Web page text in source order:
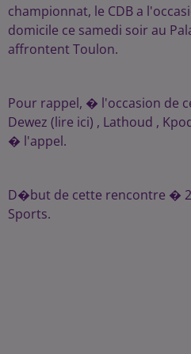
championnat, le CDB a
domicile ce samedi soir au
affrontent Toulon.
Pour rappel, � l'occasion de
Dewez (lire ici) , Lathoud ,
� l'appel.
D�but de cette rencontre �
Sports.